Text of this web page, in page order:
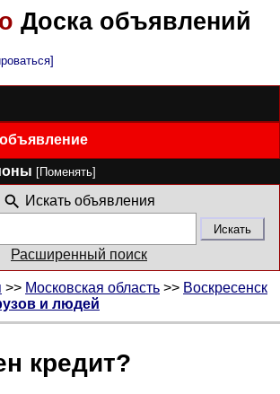
Доска объявлений
[Поменять]
Искать объявления
Расширенный поиск
>> Московская область >> Воскресенск
и людей
кредит?